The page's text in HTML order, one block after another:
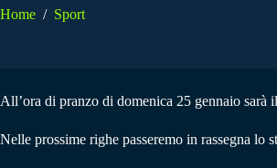
Home / Sport
All’ora di pranzo di domenica 25 gennaio sarà
Nelle prossime righe passeremo in rassegna lo